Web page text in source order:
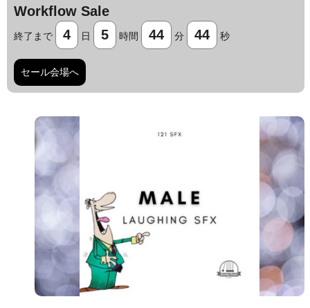
Workflow Sale
終了まで 4 日 5 時間 44 分 43 秒
セール会場へ